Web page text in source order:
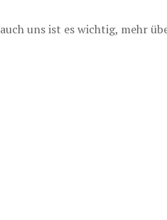
uns ist es wichtig, mehr